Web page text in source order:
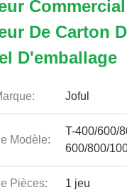
De Carton
D'emballage
Joful
Modèle:
T-400/600/
600/800/
Pièces: 1 jeu